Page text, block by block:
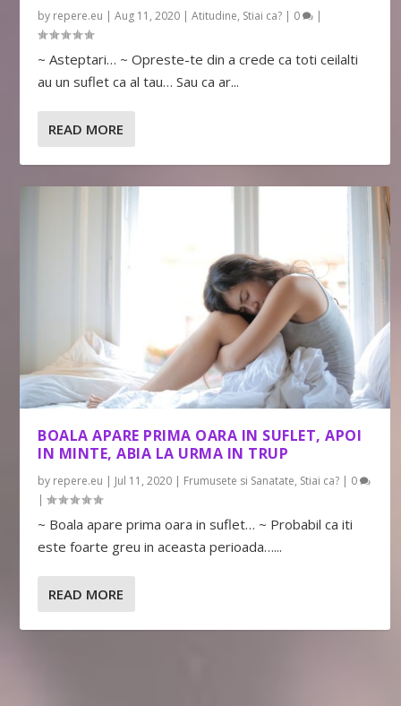
by repere.eu |Aug 11, 2020 |Atitudine, Stiai ca? | 0 |
~ Asteptari… ~ Opreste-te din a crede ca toti ceilalti
au un suflet ca al tau… Sau ca ar...
READ MORE
BOALA APARE PRIMA OARA IN SUFLET, APOI
IN MINTE, ABIA LA URMA IN TRUP
by repere.eu | Jul 11, 2020 | Frumusete si Sanatate, Stiai ca? | 0
|
~ Boala apare prima oara in suflet… ~ Probabil ca iti
este foarte greu in aceasta perioada…...
READ MORE